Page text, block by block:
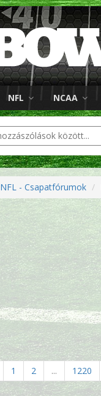
NFL NCAA
NFL - Csapatfórumok
1 2 ... 1220